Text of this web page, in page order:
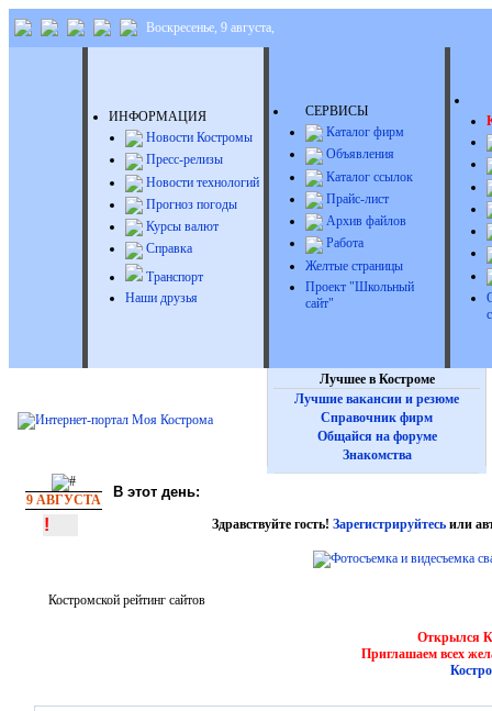
Воскресенье, 9 августа,
ИНФОРМАЦИЯ
Новости Костромы
Пресс-релизы
Новости технологий
Прогноз погоды
Курсы валют
Справка
Транспорт
Наши друзья
СЕРВИСЫ
Каталог фирм
Объявления
Каталог ссылок
Прайс-лист
Архив файлов
Работа
Желтые страницы
Проект "Школьный
сайт"
Лучшее в Костроме
Лучшие вакансии и резюме
Справочник фирм
Общайся на форуме
Знакомства
9 АВГУСТА В этот день:
! Здравствуйте гость! Зарегистрируйтесьили
Костромской рейтинг сайтов
Открылся
Приглашаем всех